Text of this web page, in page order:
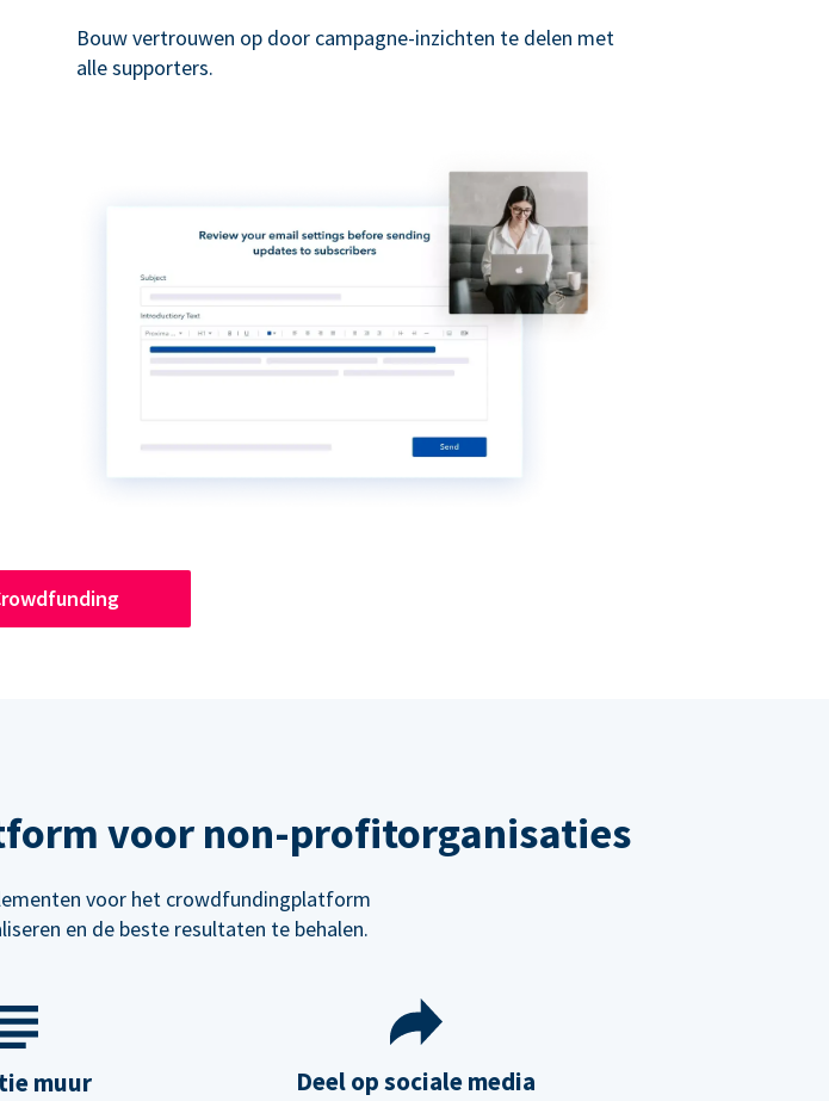
Bouw vertrouwen op door campagne-inzichten te delen met
alle supporters.
voor non-profitorganisaties
voor het crowdfundingplatform
en de beste resultaten te behalen.
muur Deel op sociale media